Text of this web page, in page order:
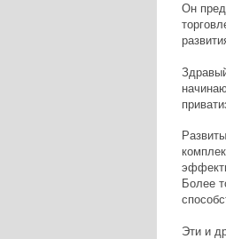
Он
Более
Эти и